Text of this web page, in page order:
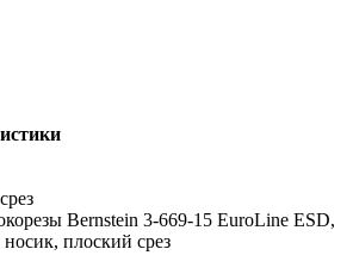
Bernstein 3-669-15 EuroLine ESD,
плоский срез